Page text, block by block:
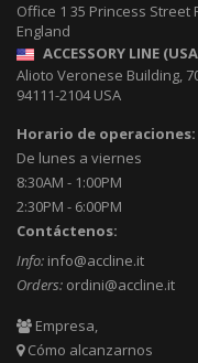
Office 1 35 Princess Street
England
ACCESSORY LINE
Alioto Veronese Building,
94111-2104USA
Horario de operaciones:
De lunes a viernes
8:30AM - 1:00PM
2:30PM - 6:00PM
Contáctenos:
Info: info@accline.it
Orders: ordini@accline.it
Empresa,
Cómo alcanzarnos